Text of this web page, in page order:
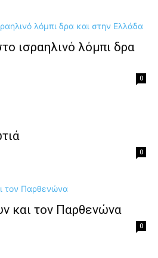
ισραηλινό λόμπι δρα
0
0
και τον Παρθενώνα
0